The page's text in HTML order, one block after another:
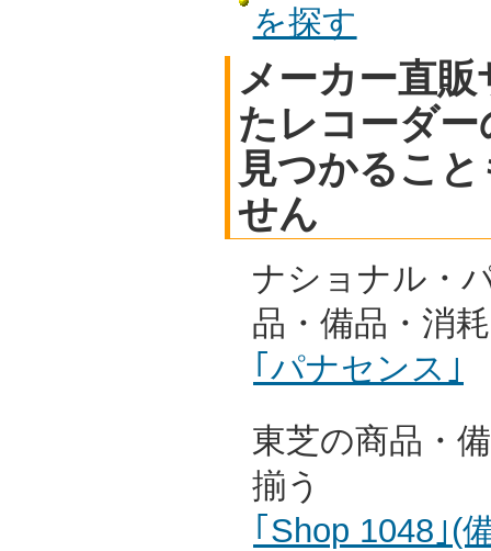
を探す
メーカー直
たレコーダ
見つかるこ
せん
ナショナル・
品・備品・消
｢パナセンス｣
東芝の商品・
揃う
｢Shop 1048｣(